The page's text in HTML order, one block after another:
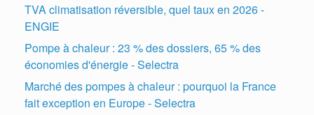
TVA climatisation réversible, quel taux en 2026 -
ENGIE
Pompe à chaleur : 23 % des dossiers, 65 % des
économies d'énergie - Selectra
Marché des pompes à chaleur : pourquoi la France
fait exception en Europe - Selectra